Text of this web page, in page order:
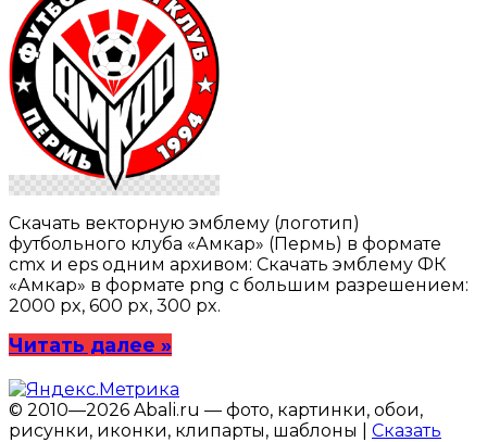
Скачать векторную эмблему (логотип)
футбольного клуба «Амкар» (Пермь) в формате
cmx и eps одним архивом: Скачать эмблему ФК
«Амкар» в формате png с большим разрешением:
2000 px, 600 px, 300 px.
Читать далее »
© 2010—2026 Abali.ru — фото, картинки, обои,
рисунки, иконки, клипарты, шаблоны | Сказать